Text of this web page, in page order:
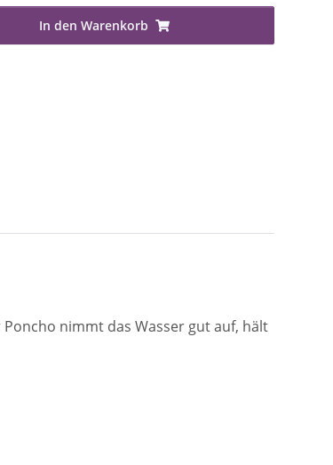
In den Warenkorb
nimmt das Wasser gut auf, hält